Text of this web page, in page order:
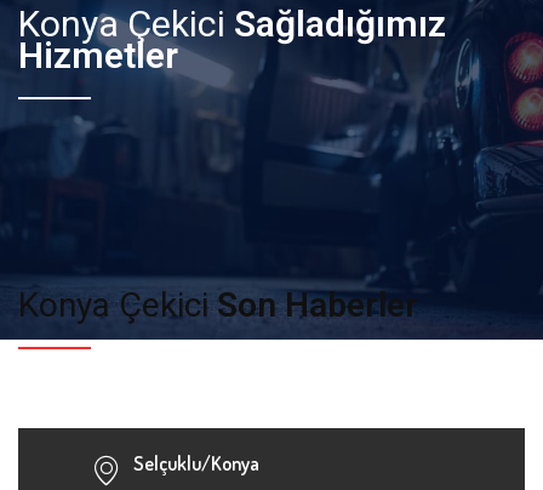
Konya Çekici Sağladığımız
Hizmetler
Konya Çekici Son Haberler
Selçuklu/Konya